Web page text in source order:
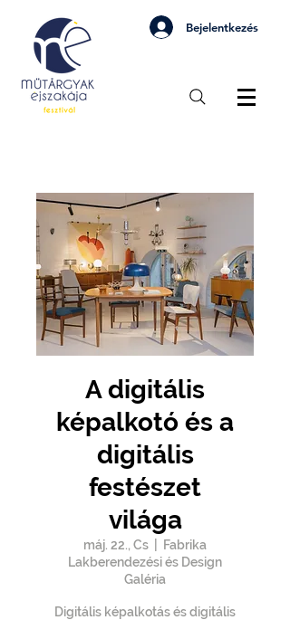
Bejelentkezés
A digitális
képalkotó és a
digitális
festészet
világa
máj. 22., Cs
Fabrika
Lakberendezési és Design
Galéria
Digitális képalkotás és digitális